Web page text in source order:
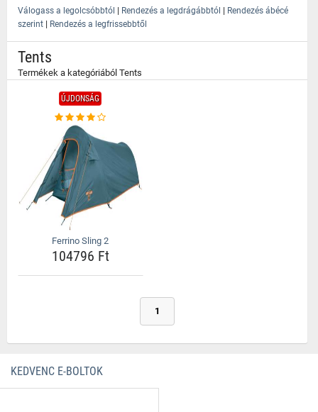
Válogass a legolcsóbbtól | Rendezés a legdrágábbtól | Rendezés ábécé
szerint | Rendezés a legfrissebbtől
Tents
Termékek a kategóriából Tents
ÚJDONSÁG
Ferrino Sling 2
104796 Ft
1
KEDVENC E-BOLTOK